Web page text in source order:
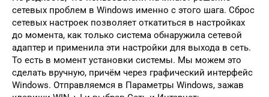
сетевых проблем в Windows именно с этого шага. Сброс
сетевых настроек позволяет откатиться в настройках
до момента, как только система обнаружила сетевой
адаптер и применила эти настройки для выхода в сеть.
То есть в момент установки системы. Мы можем это
сделать вручную, причём через графический интерфейс
Windows. Отправляемся в Параметры Windows, зажав